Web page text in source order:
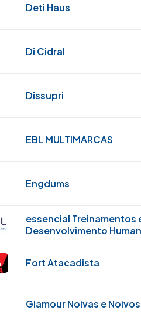
Deti Haus
Di Cidral
Dissupri
EBL MULTIMARCAS
Engdums
essencial Treinamentos
Desenvolvimento
Fort Atacadista
Glamour Noivas e Noivos